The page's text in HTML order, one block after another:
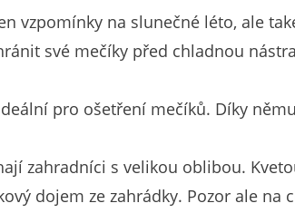
vzpomínky na slunečné léto, ale
své mečíky před chladnou
pro ošetření mečíků. Díky
zahradníci s velikou oblibou.
dojem ze zahrádky. Pozor ale